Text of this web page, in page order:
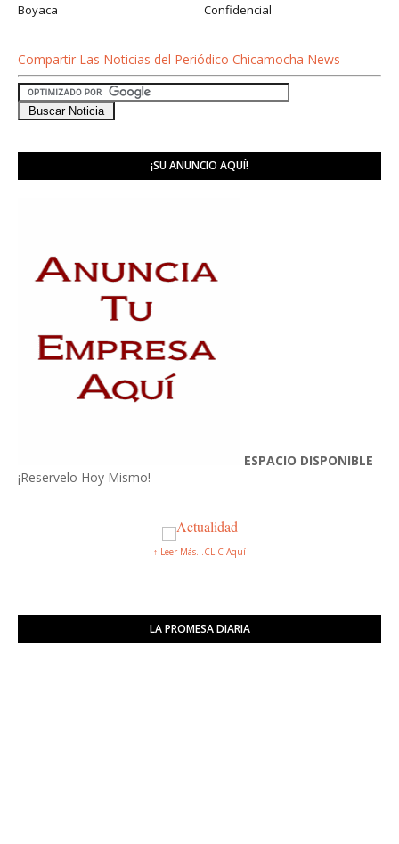
Boyaca
Confidencial
Compartir Las Noticias del Periódico Chicamocha News
¡SU ANUNCIO AQUÍ!
ESPACIO DISPONIBLE
¡Reservelo Hoy Mismo!
↑ Leer Más...CLIC Aquí
LA PROMESA DIARIA